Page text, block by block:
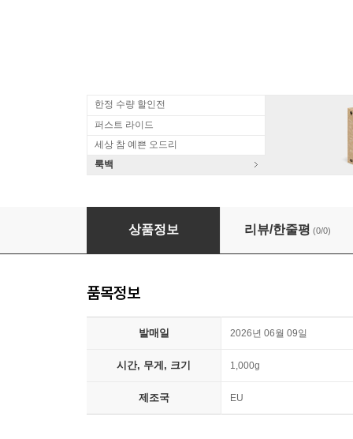
한정 수량 할인전
퍼스트 라이드
세상 참 예쁜 오드리
룩백
그랑 갈라 2024 : SACD 오디오파일 샘플러
상품정보 리뷰/한줄평 (0/0)
품목정보
발매일 2026년 06월 09일
시간, 무게, 크기 1,000g
제조국 EU